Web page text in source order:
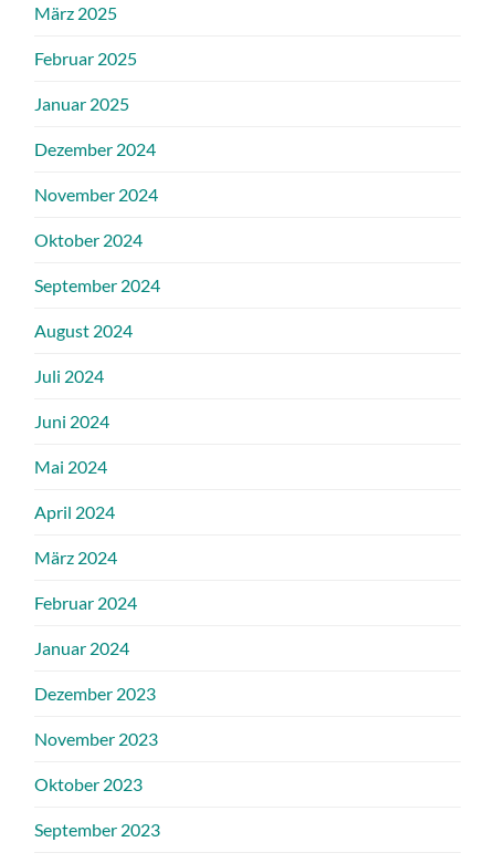
März 2025
Februar 2025
Januar 2025
Dezember 2024
November 2024
Oktober 2024
September 2024
August 2024
Juli 2024
Juni 2024
Mai 2024
April 2024
März 2024
Februar 2024
Januar 2024
Dezember 2023
November 2023
Oktober 2023
September 2023